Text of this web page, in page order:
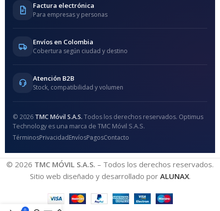
Factura electrónica
Para empresas y personas
Envíos en Colombia
Cobertura según ciudad y destino
Atención B2B
Stock, compatibilidad y volumen
© 2026 TMC Móvil S.A.S. Todos los derechos reservados. Optimus
Technology es una marca de TMC Móvil S.A.S.
TérminosPrivacidadEnvíosPagosContacto
© 2026 TMC MÓVIL S.A.S. – Todos los derechos reservados.
Sitio web diseñado y desarrollado por ALUNAX.